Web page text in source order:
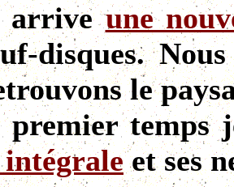
arriveune
disques.
le
premier temps
et ses